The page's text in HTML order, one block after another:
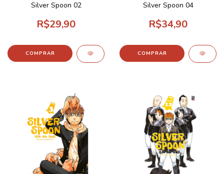
Silver Spoon 02
R$29,90
Silver Spoon 04
R$34,90